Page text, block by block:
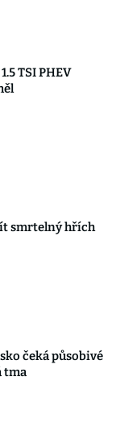
TSI PHEV
smrtelný hřích
čeká působivé
tma